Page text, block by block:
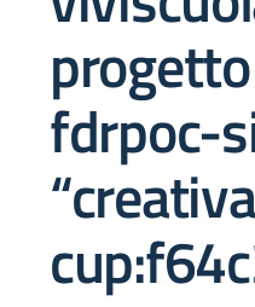
fdrpoc-